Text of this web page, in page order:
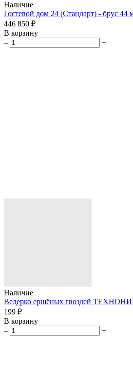
Наличие
Гостевой дом 24 (Стандарт) - брус 44
446 850 ₽
В корзину
–
+
Наличие
Ведерко ершёных гвоздей
199 ₽
В корзину
–
+